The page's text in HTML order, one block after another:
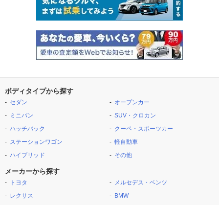
ボディタイプから探す
セダン
ミニバン
ハッチバック
ステーションワゴン
ハイブリッド
オープンカー
SUV・クロカン
クーペ・スポーツカー
軽自動車
その他
メーカーから探す
トヨタ
レクサス
メルセデス・ベンツ
BMW